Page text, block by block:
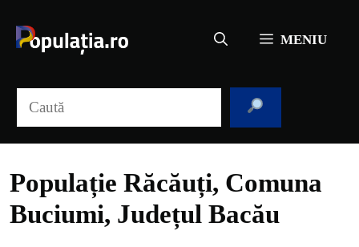
conținut
MENIU
Populație Răcăuți, Comuna
Buciumi, Județul Bacău